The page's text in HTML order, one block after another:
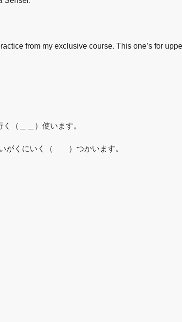
from my exclusive course. This one’s for
（＿＿）使います。
がくにいく（＿＿）つかいます。